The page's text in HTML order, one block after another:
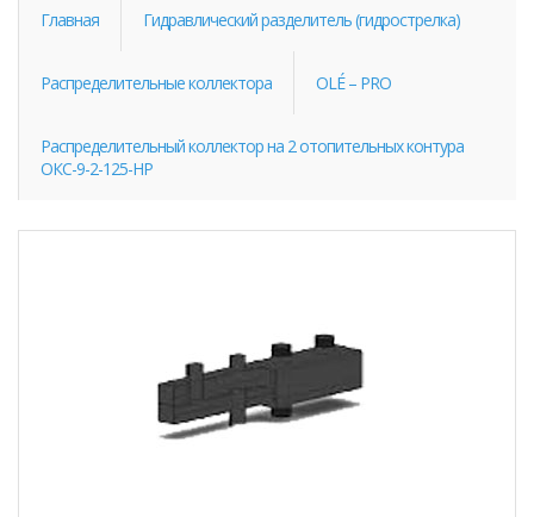
Главная Гидравлический разделитель (гидрострелка)
Распределительные коллектора OLÉ – PRO
Распределительный коллектор на 2 отопительных контура
ОКС-9-2-125-НР